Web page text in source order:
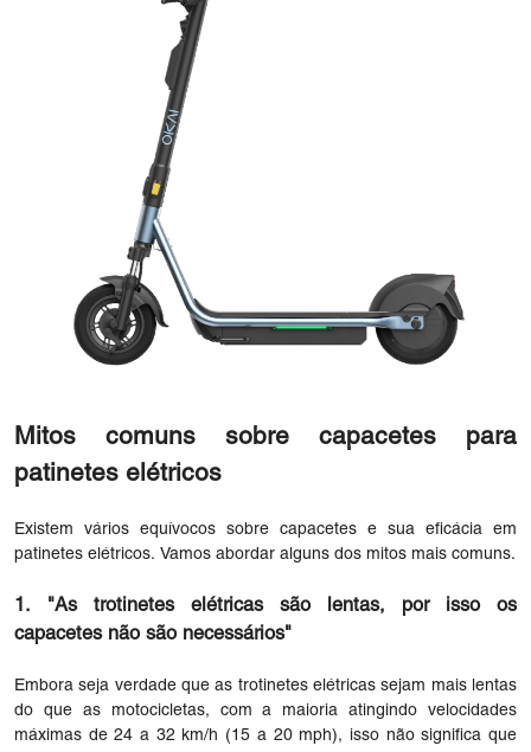
Mitos comuns sobre capacetes para
patinetes elétricos
Existem vários equívocos sobre capacetes e sua eficácia em
patinetes elétricos. Vamos abordar alguns dos mitos mais comuns.
1. "As trotinetes elétricas são lentas, por isso os
capacetes não são necessários"
Embora seja verdade que as trotinetes elétricas sejam mais lentas
do que as motocicletas, com a maioria atingindo velocidades
máximas de 24 a 32 km/h (15 a 20 mph), isso não significa que